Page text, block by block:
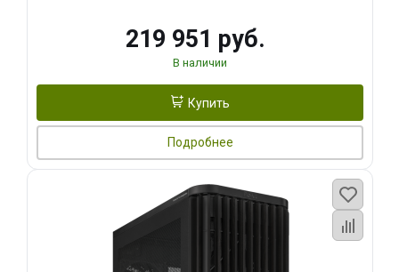
219 951 руб.
В наличии
Купить
Подробнее